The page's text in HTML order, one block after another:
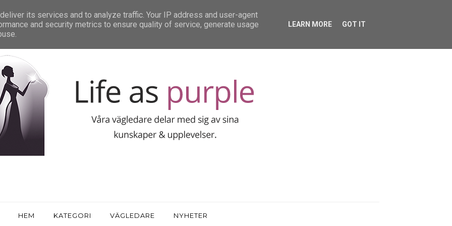
HEM KATEGORI VÄGLEDARE NYHETER
its services and to analyze traffic. Your IP address and user-agent
and security metrics to ensure quality of service, generate usage
LEARN MORE GOT IT